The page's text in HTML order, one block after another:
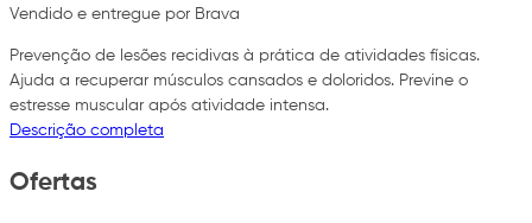
Vendido e entregue por Brava
Prevenção de lesões recidivas à prática de atividades físicas.
Ajuda a recuperar músculos cansados e doloridos. Previne o
estresse muscular após atividade intensa.
Descrição completa
Ofertas